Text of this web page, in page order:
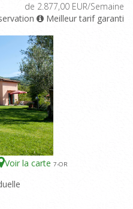
de 2.877,00 EUR/Semaine
Meilleur tarif garanti
Voir la carte 7-OR